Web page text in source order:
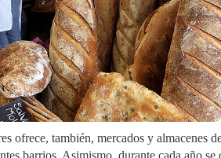
ofrece, también, mercados y almacenes
barrios. Asimismo, durante cada año se